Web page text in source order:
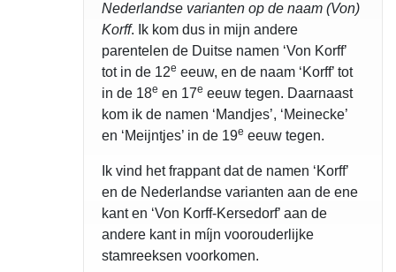
Nederlandse varianten op de naam (Von)
Korff. Ik kom dus in mijn andere
parentelen de Duitse namen ‘Von Korff’
tot in de 12e eeuw, en de naam ‘Korff’ tot
in de 18e en 17e eeuw tegen. Daarnaast
kom ik de namen ‘Mandjes’, ‘Meinecke’
en ‘Meijntjes’ in de 19e eeuw tegen.
Ik vind het frappant dat de namen ‘Korff’
en de Nederlandse varianten aan de ene
kant en ‘Von Korff-Kersedorf’ aan de
andere kant in míjn voorouderlijke
stamreeksen voorkomen.